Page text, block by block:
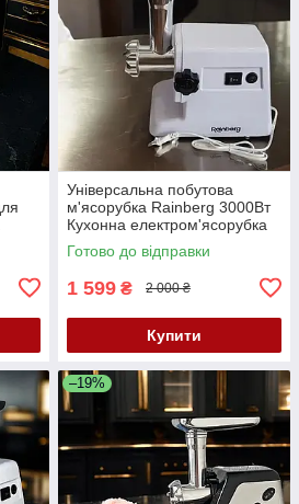
К2
Універсальна побутова
м'ясорубка Rainberg 3000Вт
Кухонна електром'ясорубка
Продуктивна м'ясорубка з
реверсом
Готово до відправки
1 599 ₴ 2 000 ₴
Купити
–19%